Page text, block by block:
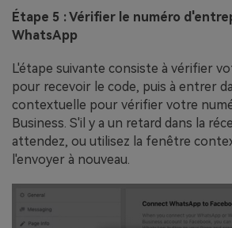
Étape 5 : Vérifier le numéro
WhatsApp
L'étape suivante consiste à vérifier
pour recevoir le code, puis à entrer
contextuelle pour vérifier votre
Business. S'il y a un retard dans la
attendez, ou utilisez la fenêtre
l'envoyer à nouveau.